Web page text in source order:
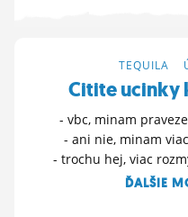
TEQUILA
Citite ucinky
- vbc, minam
- ani nie, minam
- trochu hej, viac
ĎALŠIE